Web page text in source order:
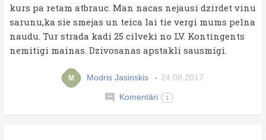
kurs pa retam atbrauc. Man nacas nejausi dzirdet vinu
sarunu,ka sie smejas un teica lai tie vergi mums pelna
naudu. Tur strada kadi 25 cilveki no LV. Kontingents
nemitigi mainas. Dzivosanas apstakli sausmigi.
M Modris Jasinskis 24.08.2017
Komentāri 1